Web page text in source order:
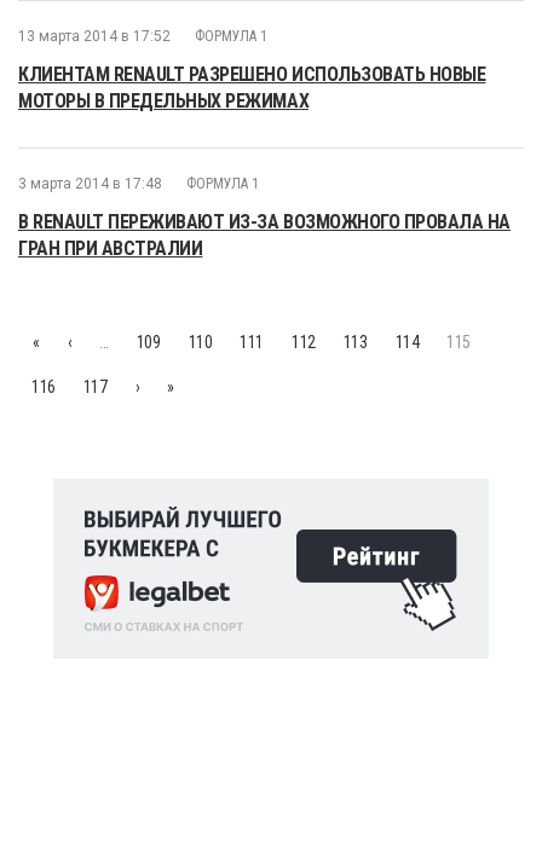
13 марта 2014 в 17:52 ФОРМУЛА 1
КЛИЕНТАМ RENAULT РАЗРЕШЕНО ИСПОЛЬЗОВАТЬ НОВЫЕ
МОТОРЫ В ПРЕДЕЛЬНЫХ РЕЖИМАХ
3 марта 2014 в 17:48 ФОРМУЛА 1
В RENAULT ПЕРЕЖИВАЮТ ИЗ-ЗА ВОЗМОЖНОГО ПРОВАЛА НА
ГРАН ПРИ АВСТРАЛИИ
« ‹ 109 110 111 112 113 114 115
116 117 › »